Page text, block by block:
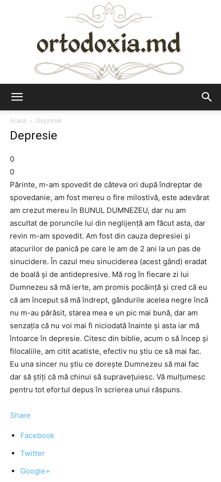
Acasă
Depresie
Depresie
0
0
Părinte, m-am spovedit de câteva ori după îndreptar de
spovedanie, am fost mereu o fire milostivă, este adevărat
am crezut mereu în BUNUL DUMNEZEU, dar nu am
ascultat de poruncile lui din neglijenţă am făcut asta, dar
revin m-am spovedit. Am fost din cauza depresiei şi
atacurilor de panică pe care le am de 2 ani la un pas de
sinucidere. În cazul meu sinuciderea (acest gând) eradat
de boală şi de antidepresive. Mă rog în fiecare zi lui
Dumnezeu să mă ierte, am promis pocăinţă şi cred că eu
că am început să mă îndrept, gândurile acelea negre încă
nu m-au părăsit, starea mea e un pic mai bună, dar am
senzaţia că nu voi mai fi niciodată înainte şi asta iar mă
întoarce în depresie. Citesc din biblie, acum o să încep şi
filocaliile, am citit acatiste, efectiv nu ştiu ce să mai fac.
Eu una sincer nu ştiu ce doreşte Dumnezeu să mai fac
dar să ştiţi că mă chinui să supraveţuiesc. Vă mulţumesc
pentru tot efortul depus în scrierea unui răspuns.
Share
Facebook
Twitter
Google+